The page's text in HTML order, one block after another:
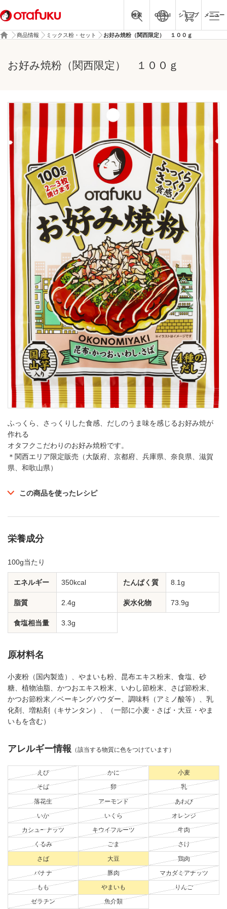
検索 Global ショップ メニュー
商品情報 ミックス粉・セット お好み焼粉（関西限定） １００ｇ
お好み焼粉（関西限定） １００ｇ
ふっくら、さっくりした食感、だしのうま味を感じるお好み焼が
作れる
オタフクこだわりのお好み焼粉です。
＊関西エリア限定販売（大阪府、京都府、兵庫県、奈良県、滋賀
県、和歌山県）
この商品を使ったレシピ
栄養成分
100g当たり
エネルギー 350kcal たんぱく質 8.1g
脂質 2.4g 炭水化物 73.9g
食塩相当量 3.3g
原材料名
小麦粉（国内製造）、やまいも粉、昆布エキス粉末、食塩、砂
糖、植物油脂、かつおエキス粉末、いわし節粉末、さば節粉末、
かつお節粉末／ベーキングパウダー、調味料（アミノ酸等）、乳
化剤、増粘剤（キサンタン）、（一部に小麦・さば・大豆・やま
いもを含む）
アレルギー情報 （該当する物質に色をつけています）
えび かに 小麦
そば 卵 乳
落花生 アーモンド あわび
いか いくら オレンジ
カシューナッツ キウイフルーツ 牛肉
くるみ ごま さけ
さば 大豆 鶏肉
バナナ 豚肉 マカダミアナッツ
もも やまいも りんご
ゼラチン 魚介類